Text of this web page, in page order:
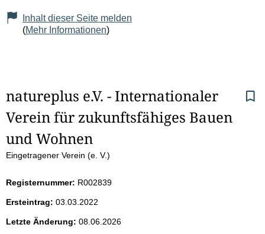
Inhalt dieser Seite melden
(Mehr Informationen)
S
e
i
e
n
natureplus e.V. - Internationaler
Verein für zukunftsfähiges Bauen
und Wohnen
Eingetragener Verein (e. V.)
Registernummer: R002839
Ersteintrag: 03.03.2022
Letzte Änderung: 08.06.2026